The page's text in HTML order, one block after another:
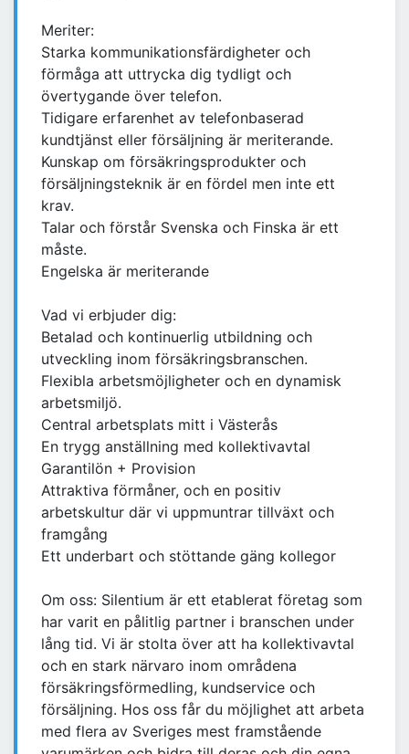
Meriter:
Starka kommunikationsfärdigheter och
förmåga att uttrycka dig tydligt och
övertygande över telefon.
Tidigare erfarenhet av telefonbaserad
kundtjänst eller försäljning är meriterande.
Kunskap om försäkringsprodukter och
försäljningsteknik är en fördel men inte ett
krav.
Talar och förstår Svenska och Finska är ett
måste.
Engelska är meriterande
Vad vi erbjuder dig:
Betalad och kontinuerlig utbildning och
utveckling inom försäkringsbranschen.
Flexibla arbetsmöjligheter och en dynamisk
arbetsmiljö.
Central arbetsplats mitt i Västerås
En trygg anställning med kollektivavtal
Garantilön + Provision
Attraktiva förmåner, och en positiv
arbetskultur där vi uppmuntrar tillväxt och
framgång
Ett underbart och stöttande gäng kollegor
Om oss: Silentium är ett etablerat företag som
har varit en pålitlig partner i branschen under
lång tid. Vi är stolta över att ha kollektivavtal
och en stark närvaro inom områdena
försäkringsförmedling, kundservice och
försäljning. Hos oss får du möjlighet att arbeta
med flera av Sveriges mest framstående